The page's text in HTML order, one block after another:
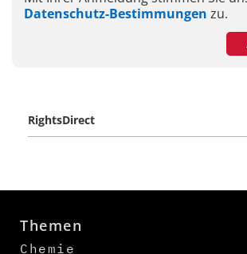
Datenschutz-Bestimmungen zu.
RightsDirect
Themen
Chemie